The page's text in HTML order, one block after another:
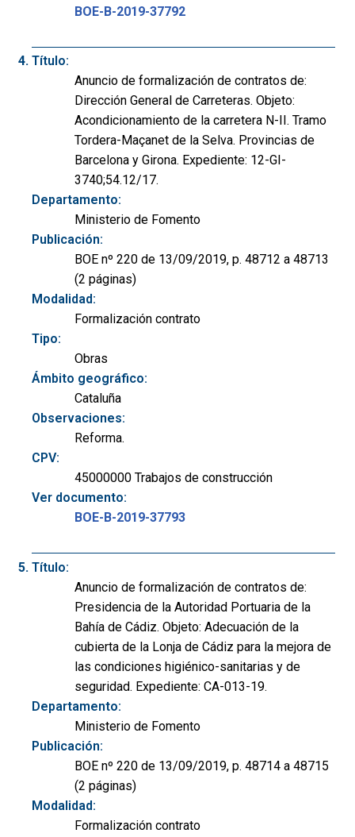
BOE-B-2019-37792
Título:
Anuncio de formalización de contratos de:
Dirección General de Carreteras. Objeto:
Acondicionamiento de la carretera N-II. Tramo
Tordera-Maçanet de la Selva. Provincias de
Barcelona y Girona. Expediente: 12-GI-
3740;54.12/17.
Departamento:
Ministerio de Fomento
Publicación:
BOE nº 220 de 13/09/2019, p. 48712 a 48713
(2 páginas)
Modalidad:
Formalización contrato
Tipo:
Obras
Ámbito geográfico:
Cataluña
Observaciones:
Reforma.
CPV:
45000000 Trabajos de construcción
Ver documento:
BOE-B-2019-37793
Título:
Anuncio de formalización de contratos de:
Presidencia de la Autoridad Portuaria de la
Bahía de Cádiz. Objeto: Adecuación de la
cubierta de la Lonja de Cádiz para la mejora de
las condiciones higiénico-sanitarias y de
seguridad. Expediente: CA-013-19.
Departamento:
Ministerio de Fomento
Publicación:
BOE nº 220 de 13/09/2019, p. 48714 a 48715
(2 páginas)
Modalidad:
Formalización contrato